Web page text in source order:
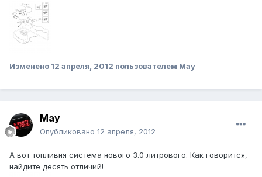
Изменено 12 апреля, 2012 пользователем May
May
Опубликовано 12 апреля, 2012
А вот топливня система нового 3.0 литрового. Как говорится,
найдите десять отличий!